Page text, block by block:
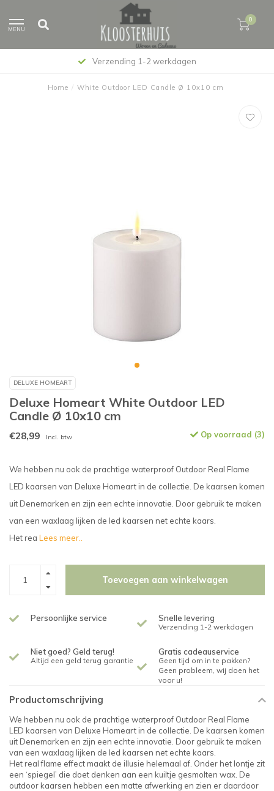
MENU
0
Verzending 1-2 werkdagen
Home / White Outdoor LED Candle Ø 10x10 cm
DELUXE HOMEART
Deluxe Homeart White Outdoor LED
Candle Ø 10x10 cm
€28,99 Incl. btw Op voorraad (3)
We hebben nu ook de prachtige waterproof Outdoor Real Flame
LED kaarsen van Deluxe Homeart in de collectie. De kaarsen komen
uit Denemarken en zijn een echte innovatie. Door gebruik te maken
van een waxlaag lijken de led kaarsen net echte kaars.
Het rea Lees meer..
Toevoegen aan winkelwagen
Persoonlijke service Snelle levering
Verzending 1-2 werkdagen
Niet goed? Geld terug!
Altijd een geld terug garantie
Gratis cadeauservice
Geen tijd om in te pakken?
Geen probleem, wij doen het
voor u!
Productomschrijving
We hebben nu ook de prachtige waterproof Outdoor Real Flame
LED kaarsen van Deluxe Homeart in de collectie. De kaarsen komen
uit Denemarken en zijn een echte innovatie. Door gebruik te maken
van een waxlaag lijken de led kaarsen net echte kaars.
Het real flame effect maakt de illusie helemaal af. Onder het lontje zit
een ‘spiegel’ die doet denken aan een kuiltje gesmolten wax. De
outdoor kaarsen hebben een matte afwerking en zien er daardoor